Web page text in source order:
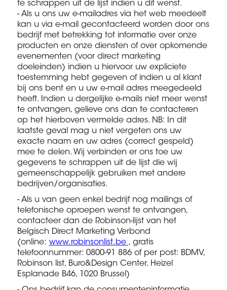
te schrappen uit de lijst indien u dit wenst.
- Als u ons uw e-mailadres via het web meedeelt
kan u via e-mail gecontacteerd worden door ons
bedrijf met betrekking tot informatie over onze
producten en onze diensten of over opkomende
evenementen (voor direct marketing
doeleinden) indien u hiervoor uw expliciete
toestemming hebt gegeven of indien u al klant
bij ons bent en u uw e-mail adres meegedeeld
heeft. Indien u dergelijke e-mails niet meer wenst
te ontvangen, gelieve ons dan te contacteren
op het hierboven vermelde adres. NB: In dit
laatste geval mag u niet vergeten ons uw
exacte naam en uw adres (correct gespeld)
mee te delen. Wij verbinden er ons toe uw
gegevens te schrappen uit de lijst die wij
gemeenschappelijk gebruiken met andere
bedrijven/organisaties.
- Als u van geen enkel bedrijf nog mailings of
telefonische oproepen wenst te ontvangen,
contacteer dan de Robinson-lijst van het
Belgisch Direct Marketing Verbond
(online: www.robinsonlist.be , gratis
telefoonnummer: 0800-91 886 of per post: BDMV,
Robinson list, Buro&Design Center, Heizel
Esplanade B46, 1020 Brussel)